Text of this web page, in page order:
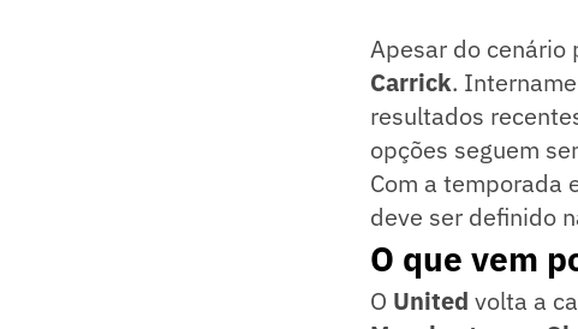
Apesar do cenário
Carrick.
resultados
opções seguem
Com a temporada
deve ser definido
O que vem
O United volta a